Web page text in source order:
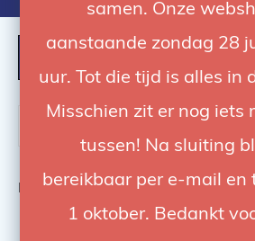
samen. Onze
aanstaande zondag 28
uur. Tot die tijd is alles in
Misschien zit er nog iets
tussen! Na sluiting
bereikbaar per e-mail en
1 oktober. Bedankt
Bekijk0 van de 0 producten